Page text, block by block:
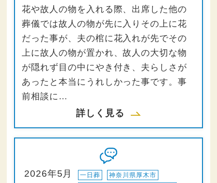
花や故人の物を入れる際、出席した他の
葬儀では故人の物が先に入りその上に花
だった事が、夫の棺に花入れが先でその
上に故人の物が置かれ、故人の大切な物
が隠れず目の中にやき付き、夫らしさが
あったと本当にうれしかった事です。事
前相談に…
詳しく見る
2026年5月 一日葬
神奈川県厚木市